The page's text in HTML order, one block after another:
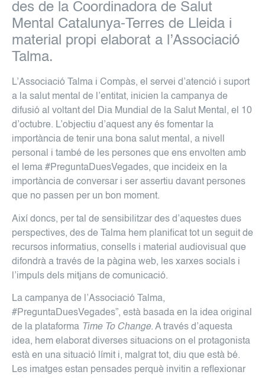
des de la Coordinadora de Salut
Mental Catalunya-Terres de Lleida i
material propi elaborat a l’Associació
Talma.
L’Associació Talma i Compàs, el servei d’atenció i suport
a la salut mental de l’entitat, inicien la campanya de
difusió al voltant del Dia Mundial de la Salut Mental, el 10
d’octubre. L’objectiu d’aquest any és fomentar la
importància de tenir una bona salut mental, a nivell
personal i també de les persones que ens envolten amb
el lema #PreguntaDuesVegades, que incideix en la
importància de conversar i ser assertiu davant persones
que no passen per un bon moment.
Així doncs, per tal de sensibilitzar des d’aquestes dues
perspectives, des de Talma hem planificat tot un seguit de
recursos informatius, consells i material audiovisual que
difondrà a través de la pàgina web, les xarxes socials i
l’impuls dels mitjans de comunicació.
La campanya de l’Associació Talma,
#PreguntaDuesVegades”, està basada en la idea original
de la plataforma Time To Change. A través d’aquesta
idea, hem elaborat diverses situacions on el protagonista
està en una situació límit i, malgrat tot, diu que està bé.
Les imatges estan pensades perquè invitin a reflexionar